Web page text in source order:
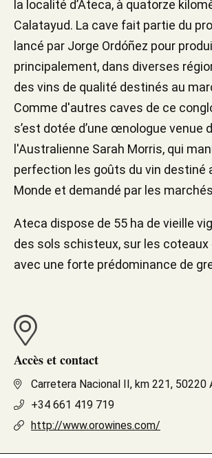
la localité d’Ateca, à quatorze
Calatayud. La cave fait partie du
lancé par Jorge Ordóñez pour
principalement, dans diverses
des vins de qualité destinés au
Comme d'autres caves de ce
s’est dotée d’une œnologue venue
l'Australienne Sarah Morris, qui
perfection les goûts du vin destiné
Monde et demandé par les
Ateca dispose de 55 ha de vieille
des sols schisteux, sur les coteaux
avec une forte prédominance de
Accès et contact
Carretera Nacional II, km 221, 50220
+34 661 419 719
http://www.orowines.com/